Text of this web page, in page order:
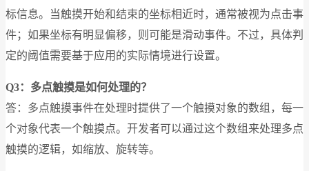
标信息。当触摸开始和结束的坐标相近时，通常被视为点击事
件；如果坐标有明显偏移，则可能是滑动事件。不过，具体判
定的阈值需要基于应用的实际情境进行设置。
Q3：多点触摸是如何处理的？
答：多点触摸事件在处理时提供了一个触摸对象的数组，每一
个对象代表一个触摸点。开发者可以通过这个数组来处理多点
触摸的逻辑，如缩放、旋转等。